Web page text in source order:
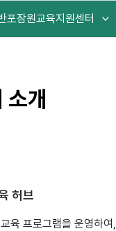
포잠원교육지원센터
개
허브
육 프로그램을 운영하여,